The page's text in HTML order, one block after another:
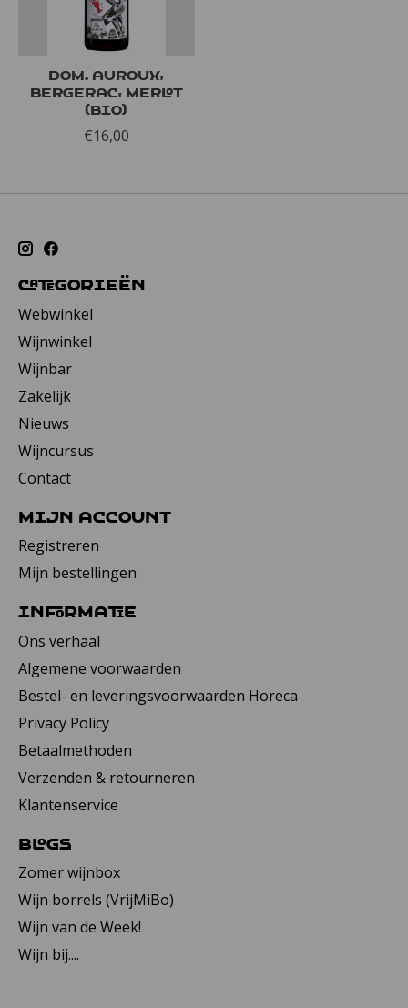
Dom. Auroux,
Bergerac, Merlot
(bio)
€16,00
Categorieën
Webwinkel
Wijnwinkel
Wijnbar
Zakelijk
Nieuws
Wijncursus
Contact
Mijn account
Registreren
Mijn bestellingen
Informatie
Ons verhaal
Algemene voorwaarden
Bestel- en leveringsvoorwaarden Horeca
Privacy Policy
Betaalmethoden
Verzenden & retourneren
Klantenservice
Blogs
Zomer wijnbox
Wijn borrels (VrijMiBo)
Wijn van de Week!
Wijn bij....